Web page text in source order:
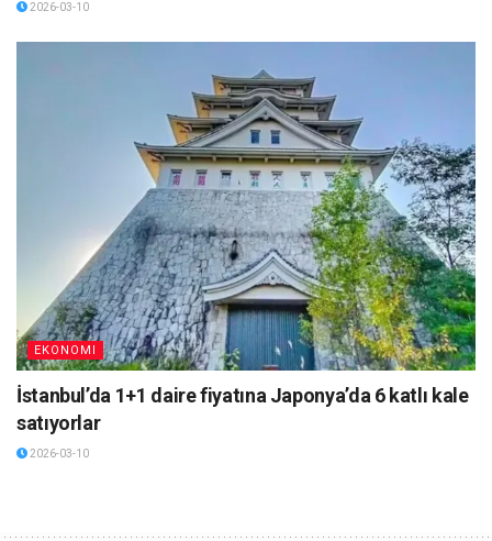
2026-03-10
EKONOMI
İstanbul’da 1+1 daire fiyatına Japonya’da 6 katlı kale
satıyorlar
2026-03-10